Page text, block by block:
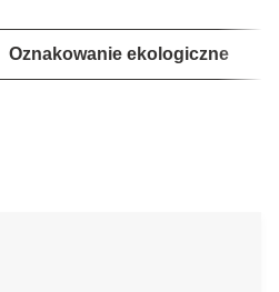
Oznakowanie ekologiczne